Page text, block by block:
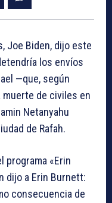
Joe Biden, dijo este
los envíos
—que, según
muerte de civiles en
Netanyahu
de Rafah.
programa «Erin
dijo a Erin Burnett:
consecuencia de